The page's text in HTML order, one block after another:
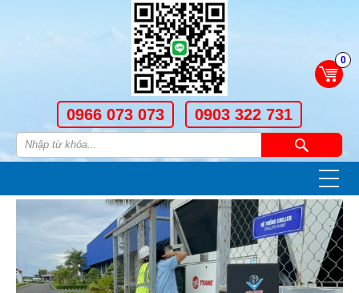
0
0966 073 073 0903 322 731
—
—
—